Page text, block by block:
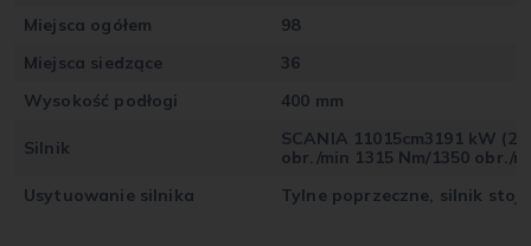
Miejsca ogółem
98
Miejsca siedzące
36
Wysokość podłogi
400 mm
Silnik
SCANIA 11015cm3191 kW
obr./min 1315 Nm/1350 obr./
Usytuowanie silnika
Tylne poprzeczne, silnik